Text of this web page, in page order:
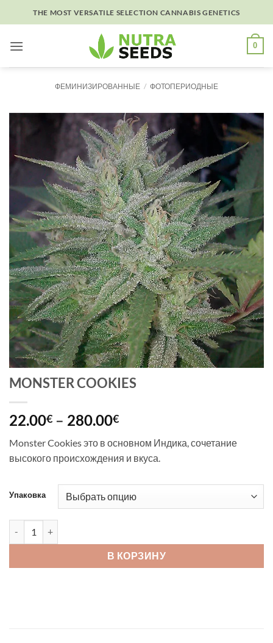
to
THE MOST VERSATILE SELECTION CANNABIS GENETICS
0
ФЕМИНИЗИРОВАННЫЕ / ФОТОПЕРИОДНЫЕ
MONSTER COOKIES
22.00€ – 280.00€Диапазон
22.00€
–
Monster Cookies это в основном Индика, сочетание
высокого происхождения и вкуса.
Упаковка
В КОРЗИНУ